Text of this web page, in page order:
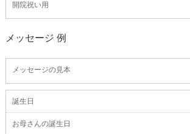
開院祝い用
メッセージ 例
メッセージの見本
誕生日
お母さんの誕生日